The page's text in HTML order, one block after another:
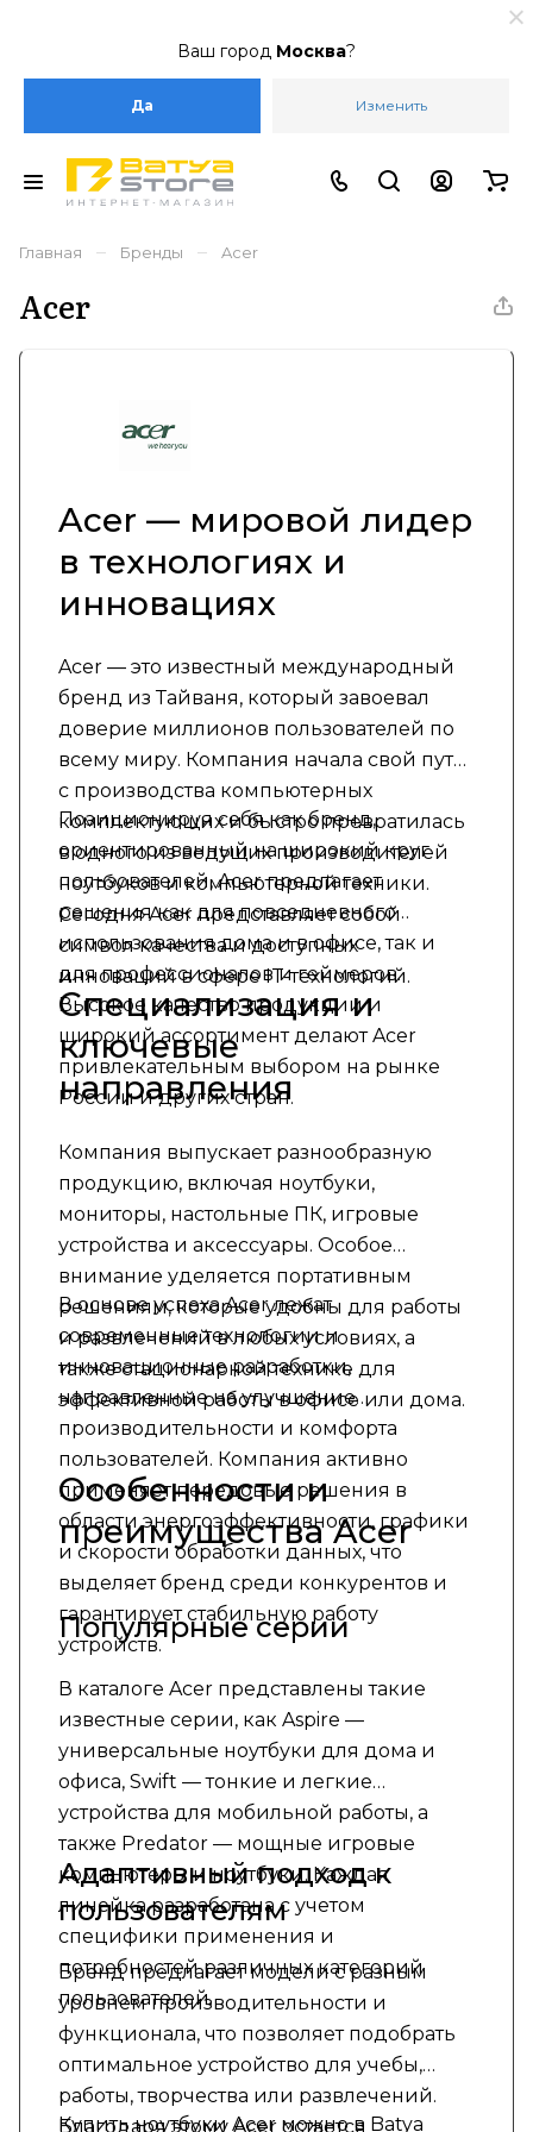
Ваш город Москва?
Да Изменить
Главная – Бренды – Acer
Acer
Acer — мировой лидер
в технологиях и
инновациях
Acer — это известный международный
бренд из Тайваня, который завоевал
доверие миллионов пользователей по
всему миру. Компания начала свой путь
с производства компьютерных
комплектующих и быстро превратилась
в одного из ведущих производителей
ноутбуков и компьютерной техники.
Сегодня Acer представляет собой
символ качества и доступных
инноваций в сфере IT-технологий.
Позиционируя себя как бренд,
ориентированный на широкий круг
пользователей, Acer предлагает
решения как для повседневного
использования дома и в офисе, так и
для профессионалов и геймеров.
Высокое качество продукции и
широкий ассортимент делают Acer
привлекательным выбором на рынке
России и других стран.
Специализация и
ключевые
направления
Компания выпускает разнообразную
продукцию, включая ноутбуки,
мониторы, настольные ПК, игровые
устройства и аксессуары. Особое
внимание уделяется портативным
решениям, которые удобны для работы
и развлечений в любых условиях, а
также стационарной технике для
эффективной работы в офисе или дома.
В основе успеха Acer лежат
современные технологии и
инновационные разработки,
направленные на улучшение
производительности и комфорта
пользователей. Компания активно
применяет передовые решения в
области энергоэффективности, графики
и скорости обработки данных, что
выделяет бренд среди конкурентов и
гарантирует стабильную работу
устройств.
Особенности и
преимущества Acer
Популярные серии
В каталоге Acer представлены такие
известные серии, как Aspire —
универсальные ноутбуки для дома и
офиса, Swift — тонкие и легкие
устройства для мобильной работы, а
также Predator — мощные игровые
компьютеры и ноутбуки. Каждая
линейка разработана с учетом
специфики применения и
потребностей различных категорий
пользователей.
Адаптивный подход к
пользователям
Бренд предлагает модели с разным
уровнем производительности и
функционала, что позволяет подобрать
оптимальное устройство для учебы,
работы, творчества или развлечений.
Благодаря этому Acer остается
Купить ноутбуки Acer можно в Batya